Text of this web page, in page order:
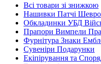
Всі товари зі знижкою
Нашивки Патчі
Обкладинки УБД
Прапори Вимпели
Фурнітура Знаки
Сувеніри Подарунки
Екіпірування та